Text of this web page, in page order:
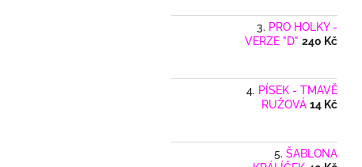
PRO HOLKY -
VERZE "D" 240 Kč
PÍSEK - TMAVĚ
RUŽOVÁ 14 Kč
ŠABLONA